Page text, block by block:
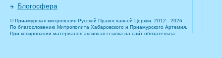
Блогосфера
© Приамурская митрополия Русской Православной Церкви, 2012 - 2026
По благословению Митрополита Хабаровского и Приамурского Артемия.
При копировании материалов активная ссылка на сайт обязательна.